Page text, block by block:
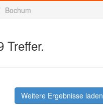
Bochum
Treffer.
Weitere Ergebnisse laden